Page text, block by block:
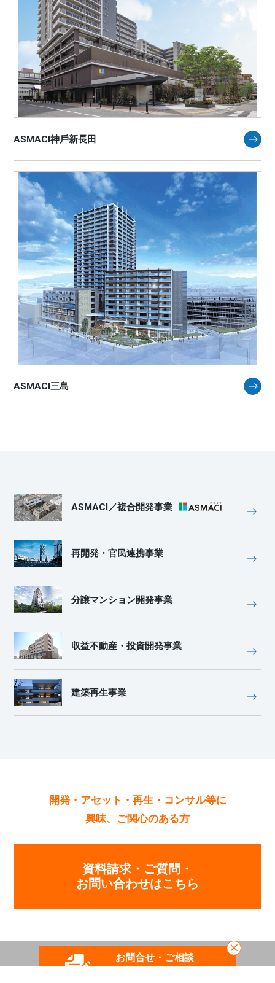
ASMACI神⼾新⻑⽥
ASMACI三島
ASMACI／複合開発事業
再開発・官民連携事業
分譲マンション開発事業
収益不動産・投資開発事業
建築再生事業
開発・アセット・再生・コンサル等に
興味、ご関心のある方
資料請求・ご質問・
お問い合わせはこちら
お問合せ・ご相談